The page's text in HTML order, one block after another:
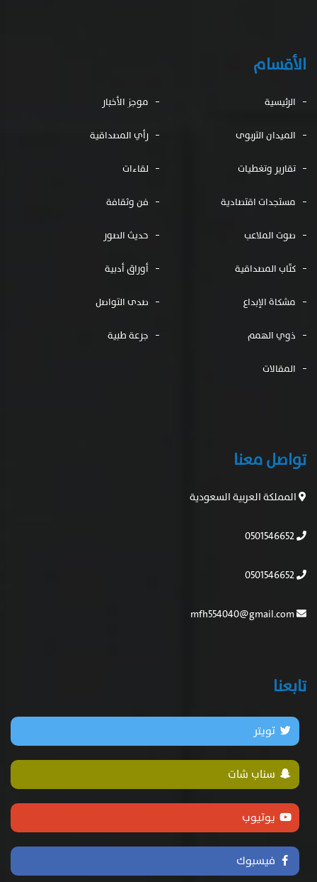
الأقسام
الرئيسية موجز الأخبار
الميدان التربوى رأي المصداقية
تقارير وتغطيات لقاءات
مستجدات اقتصادية فن وثقافة
صوت الملاعب حديث الصور
كتّاب المصداقية أوراق أدبية
مشكاة الإبداع صدى التواصل
ذوي الهمم جرعة طبية
المقالات
تواصل معنا
المملكة العربية السعودية
تابعنا
تويتر
سناب شات
يوتيوب
فيسبوك